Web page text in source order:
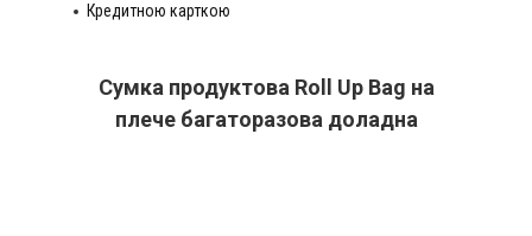
Кредитною карткою
Сумка продуктова Roll Up Bag на
плече багаторазова доладна